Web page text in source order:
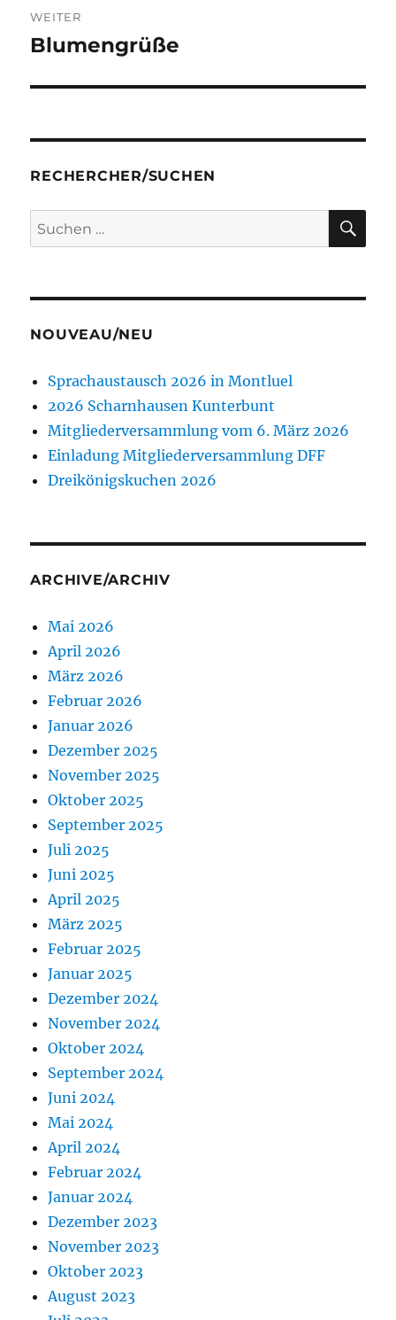
WEITER
Nächster
Blumengrüße
RECHERCHER/SUCHEN
Suchen
nach:
NOUVEAU/NEU
Sprachaustausch 2026 in Montluel
2026 Scharnhausen Kunterbunt
Mitgliederversammlung vom 6. März 2026
Einladung Mitgliederversammlung DFF
Dreikönigskuchen 2026
ARCHIVE/ARCHIV
Mai 2026
April 2026
März 2026
Februar 2026
Januar 2026
Dezember 2025
November 2025
Oktober 2025
September 2025
Juli 2025
Juni 2025
April 2025
März 2025
Februar 2025
Januar 2025
Dezember 2024
November 2024
Oktober 2024
September 2024
Juni 2024
Mai 2024
April 2024
Februar 2024
Januar 2024
Dezember 2023
November 2023
Oktober 2023
August 2023